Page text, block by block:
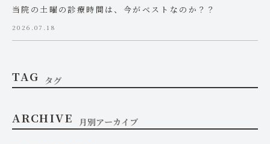
当院の土曜の診療時間は、今がベストなのか？？
2026.07.18
TAG タグ
ARCHIVE 月別アーカイブ